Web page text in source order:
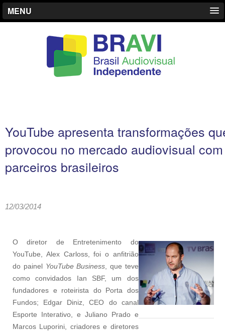
MENU
YouTube apresenta transformações
provocou no mercado audiovisual com
parceiros brasileiros
12/03/2014
O diretor de Entretenimento do
YouTube, Alex Carloss, foi o anfitrião
do painel YouTube Business , que teve
como convidados Ian SBF, um dos
fundadores e roteirista do Porta dos
Fundos; Edgar Diniz, CEO do canal
Esporte Interativo, e Juliano Prado e
Marcos Luporini, criadores e diretores